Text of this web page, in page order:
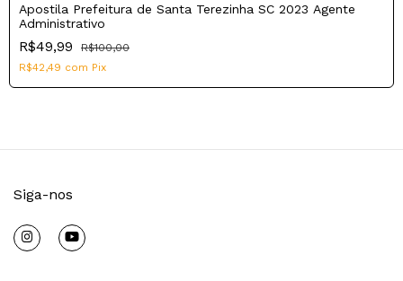
Apostila Prefeitura de Santa Terezinha SC 2023 Agente
Administrativo
R$49,99
R$100,00
R$42,49 com Pix
Siga-nos